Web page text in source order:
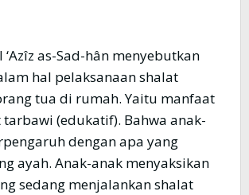
‘Azîz as-Sad-hân menyebutkan
hal pelaksanaan shalat
tua di rumah. Yaitu manfaat
(edukatif). Bahwa anak-
dengan apa yang
ayah. Anak-anak menyaksikan
sedang menjalankan shalat